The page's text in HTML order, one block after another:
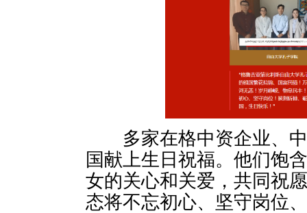
多家在格中资企业、中
国献上生日祝福。他们饱
女的关心和关爱，共同祝
态将不忘初心、坚守岗位